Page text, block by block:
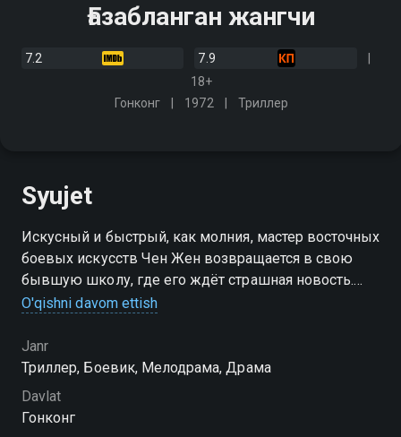
Ғазабланган жангчи
7.2
7.9
18+
Гонконг
1972 Триллер
Syujet
Искусный и быстрый, как молния, мастер восточных
боевых искусств Чен Жен возвращается в свою
бывшую школу, где его ждёт страшная новость.
Зверски убит глубоко почитаемый наставник,
O'qishni davom ettish
Janr
Триллер, Боевик, Мелодрама, Драма
Davlat
Гонконг